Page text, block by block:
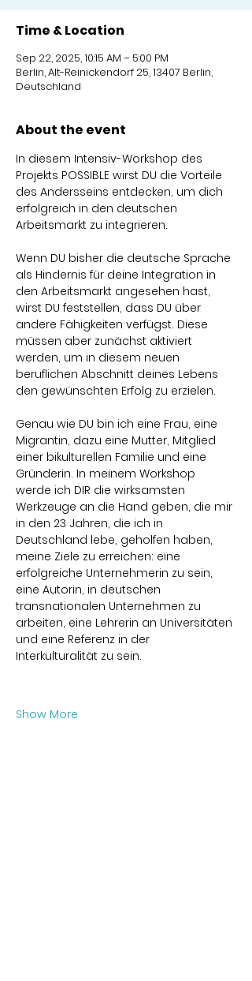
Time & Location
Sep 22, 2025, 10:15 AM – 5:00 PM
Berlin, Alt-Reinickendorf 25, 13407 Berlin,
Deutschland
About the event
In diesem Intensiv-Workshop des
Projekts POSSIBLE wirst DU die Vorteile
des Andersseins entdecken, um dich
erfolgreich in den deutschen
Arbeitsmarkt zu integrieren.
Wenn DU bisher die deutsche Sprache
als Hindernis für deine Integration in
den Arbeitsmarkt angesehen hast,
wirst DU feststellen, dass DU über
andere Fähigkeiten verfügst. Diese
müssen aber zunächst aktiviert
werden, um in diesem neuen
beruflichen Abschnitt deines Lebens
den gewünschten Erfolg zu erzielen.
Genau wie DU bin ich eine Frau, eine
Migrantin, dazu eine Mutter, Mitglied
einer bikulturellen Familie und eine
Gründerin. In meinem Workshop
werde ich DIR die wirksamsten
Werkzeuge an die Hand geben, die mir
in den 23 Jahren, die ich in
Deutschland lebe, geholfen haben,
meine Ziele zu erreichen: eine
erfolgreiche Unternehmerin zu sein,
eine Autorin, in deutschen
transnationalen Unternehmen zu
arbeiten, eine Lehrerin an Universitäten
und eine Referenz in der
Interkulturalität zu sein.
Show More